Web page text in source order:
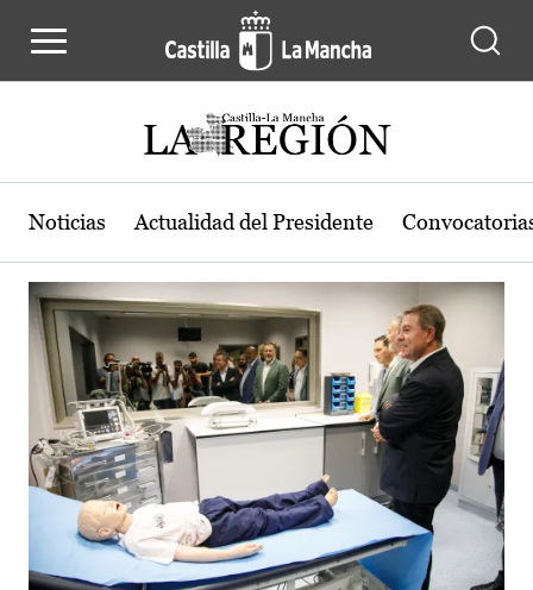
Actualidad de la región de Castilla-
Noticias Actualidad del Presidente